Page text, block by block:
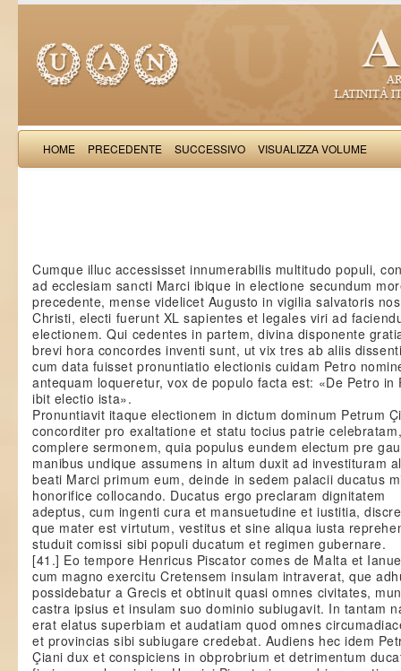
HOME PRECEDENTE SUCCESSIVO VISUALIZZA VOLUME
Cumque illuc accessisset innumerabilis multitudo populi,
ad ecclesiam sancti Marci ibique in electione secundum
precedente, mense videlicet Augusto in vigilia salvatoris
Christi, electi fuerunt XL sapientes et legales viri ad
electionem. Qui cedentes in partem, divina disponente
brevi hora concordes inventi sunt, ut vix tres ab aliis
cum data fuisset pronuntiatio electionis cuidam Petro
antequam loqueretur, vox de populo facta est: «De Petro in
ibit electio ista».
Pronuntiavit itaque electionem in dictum dominum Petrum
concorditer pro exaltatione et statu tocius patrie
complere sermonem, quia populus eundem electum pre
manibus undique assumens in altum duxit ad investituram
beati Marci primum eum, deinde in sedem palacii ducatus
honorifice collocando. Ducatus ergo preclaram dignitatem
adeptus, cum ingenti cura et mansuetudine et iustitia,
que mater est virtutum, vestitus et sine aliqua iusta
studuit comissi sibi populi ducatum et regimen gubernare.
[41.] Eo tempore Henricus Piscator comes de Malta et
cum magno exercitu Cretensem insulam intraverat, que
possidebatur a Grecis et obtinuit quasi omnes civitates,
castra ipsius et insulam suo dominio subiugavit. In tantam
erat elatus superbiam et audatiam quod omnes
et provincias sibi subiugare credebat. Audiens hec idem
Çiani dux et conspiciens in obprobrium et detrimentum